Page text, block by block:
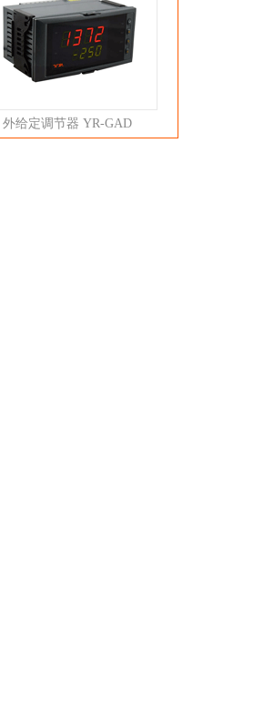
外给定调节器 YR-GAD